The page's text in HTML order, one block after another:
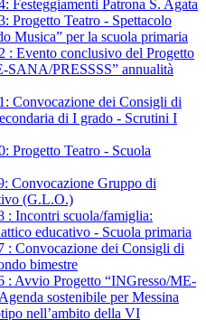
Festeggiamenti Patrona S. Agata
Progetto Teatro - Spettacolo
Musica” per la scuola primaria
: Evento conclusivo del Progetto
SANA/PRESSSS” annualità
Convocazione dei Consigli di
di I grado - Scrutini I
Progetto Teatro - Scuola
Convocazione Gruppo di
(G.L.O.)
: Incontri scuola/famiglia:
educativo - Scuola primaria
: Convocazione dei Consigli di
bimestre
: Avvio Progetto “INGresso/ME-
sostenibile per Messina
nell’ambito della VI